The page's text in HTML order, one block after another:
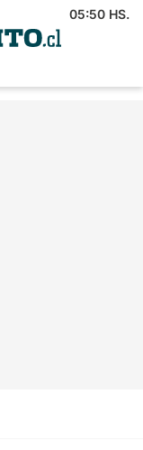
05:50 HS.